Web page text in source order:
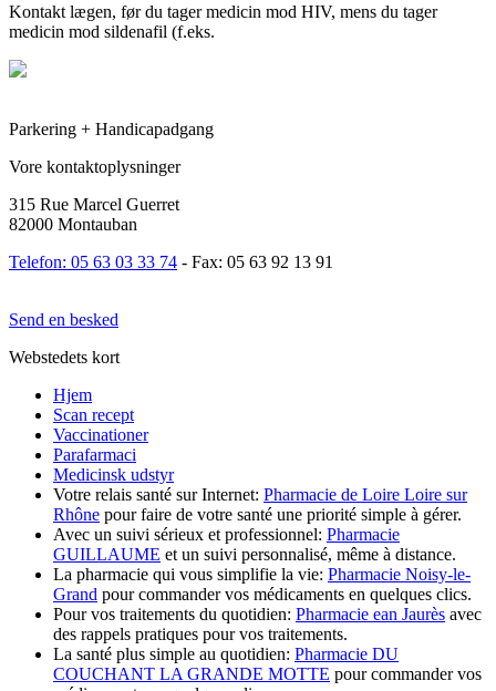
Kontakt lægen, før du tager medicin mod HIV, mens du tager
medicin mod sildenafil (f.eks.
Parkering + Handicapadgang
Vore kontaktoplysninger
315 Rue Marcel Guerret
82000 Montauban
Telefon: 05 63 03 33 74 - Fax: 05 63 92 13 91
Send en besked
Webstedets kort
Hjem
Scan recept
Vaccinationer
Parafarmaci
Medicinsk udstyr
Votre relais santé sur Internet: Pharmacie de Loire Loire sur
Rhône pour faire de votre santé une priorité simple à gérer.
Avec un suivi sérieux et professionnel: Pharmacie
GUILLAUME et un suivi personnalisé, même à distance.
La pharmacie qui vous simplifie la vie: Pharmacie Noisy-le-
Grand pour commander vos médicaments en quelques clics.
Pour vos traitements du quotidien: Pharmacie ean Jaurès avec
des rappels pratiques pour vos traitements.
La santé plus simple au quotidien: Pharmacie DU
COUCHANT LA GRANDE MOTTE pour commander vos